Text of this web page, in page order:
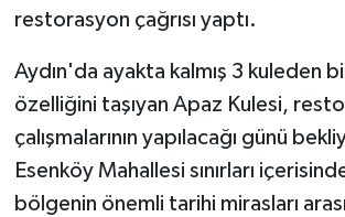
restorasyon çağrısı yaptı.
Aydın'da ayakta kalmış 3 kuleden
özelliğini taşıyan Apaz Kulesi,
çalışmalarının yapılacağı günü
Esenköy Mahallesi sınırları
bölgenin önemli tarihi mirasları